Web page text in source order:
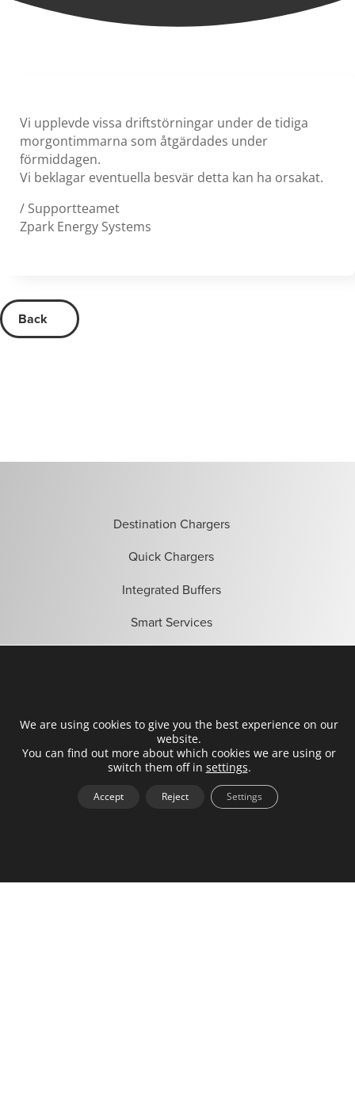
Vi upplevde vissa driftstörningar under de tidiga
morgontimmarna som åtgärdades under
förmiddagen.
Vi beklagar eventuella besvär detta kan ha orsakat.
/ Supportteamet
Zpark Energy Systems
Back
Destination Chargers
Quick Chargers
Integrated Buffers
Smart Services
Hitta installatörer
Partnerportal
We are using cookies to give you the best experience on our
website.
You can find out more about which cookies we are using or
switch them off in settings.
Accept Reject Settings